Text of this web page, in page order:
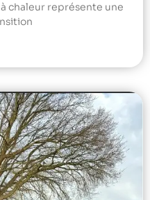
chaleur représente une